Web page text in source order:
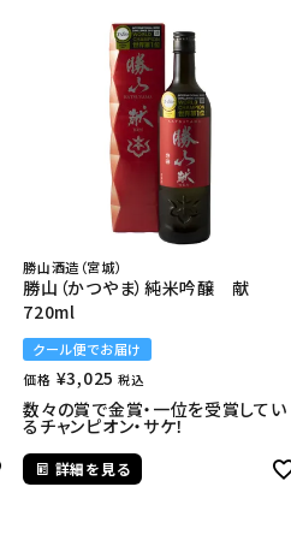
勝山酒造（宮城）
勝山（かつやま）純米吟醸 献
720ml
クール便でお届け
価格 ¥3,025 税込
数々の賞で金賞・一位を受賞してい
るチャンピオン・サケ！
詳細を見る